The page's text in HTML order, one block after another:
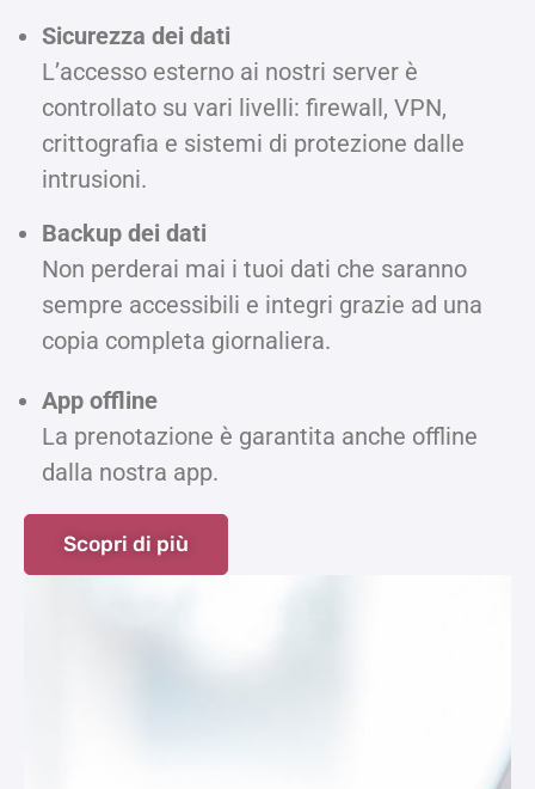
Sicurezza dei dati
L’accesso esterno ai nostri server è
controllato su vari livelli: firewall, VPN,
crittografia e sistemi di protezione dalle
intrusioni.
Backup dei dati
Non perderai mai i tuoi dati che saranno
sempre accessibili e integri grazie ad una
copia completa giornaliera.
App offline
La prenotazione è garantita anche offline
dalla nostra app.
Scopri di più